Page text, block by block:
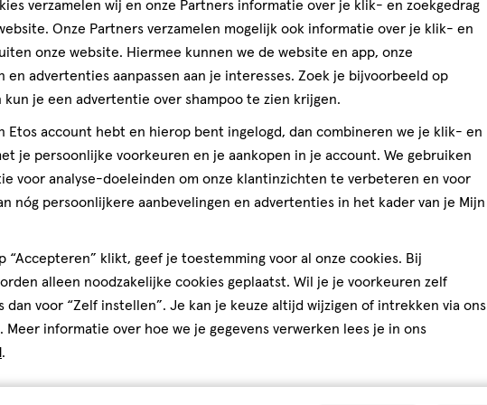
Max Factor laat je er geweldig
was Meneer Max Factor
dus starte hij een
producten in het
look creëren die je geweldig
beoordelen
met
3
sterren.
Hiermee
vragenformulier.
beoordelen
met
4
sterren.
Hiermee
open
vragenformulier.
beoordelen
met
5
sterren.
Hiermee
open
een
vragenformulier.
Volgende
op Recentste
verzamelen wij en onze Partners informatie over je klik- en zoekgedrag
Onze Partners verzamelen mogelijk ook informatie over je klik- en
onze website. Hiermee kunnen we de website en app, onze
en advertenties aanpassen aan je interesses. Zoek je bijvoorbeeld op
kun je een advertentie over shampoo te zien krijgen.
Etos account hebt en hierop bent ingelogd, dan combineren we je klik- en
je persoonlijke voorkeuren en je aankopen in je account. We gebruiken
voor analyse-doeleinden om onze klantinzichten te verbeteren en voor
nóg persoonlijkere aanbevelingen en advertenties in het kader van je Mijn
“Accepteren” klikt, geef je toestemming voor al onze cookies. Bij
alleen noodzakelijke cookies geplaatst. Wil je je voorkeuren zelf
dan voor “Zelf instellen”. Je kan je keuze altijd wijzigen of intrekken via ons
. Meer informatie over hoe we je gegevens verwerken lees je in ons
.